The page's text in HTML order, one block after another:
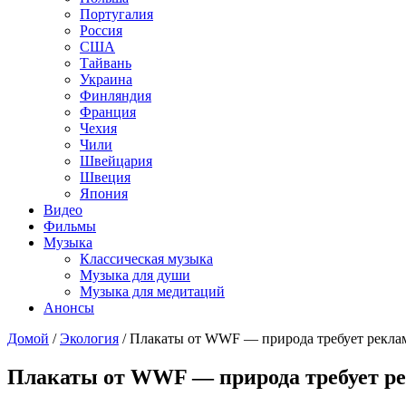
Португалия
Россия
США
Тайвань
Украина
Финляндия
Франция
Чехия
Чили
Швейцария
Швеция
Япония
Видео
Фильмы
Музыка
Классическая музыка
Музыка для души
Музыка для медитаций
Анонсы
Домой / Экология / Плакаты от WWF — природа требует
Плакаты от WWF — природа требует